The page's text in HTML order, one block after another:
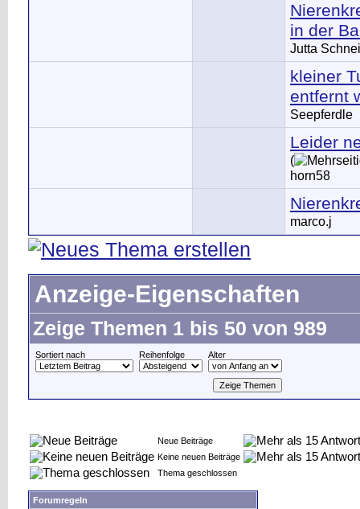
in der
Jutta
kleiner
entfernt
Seepferdle
Leider
(
horn58
marco.j
Anzeige-Eigenschaften
Zeige Themen 1 bis 50 von 989
Sortiert nach Reihenfolge Alter
Neue Beiträge
Keine neuen Beiträge
Thema geschlossen
Forumregeln